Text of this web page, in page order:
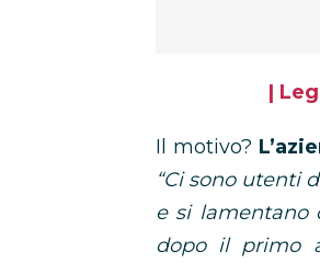
|
Il motivo?
“Ci sono utenti
e si lamentano
dopo il primo